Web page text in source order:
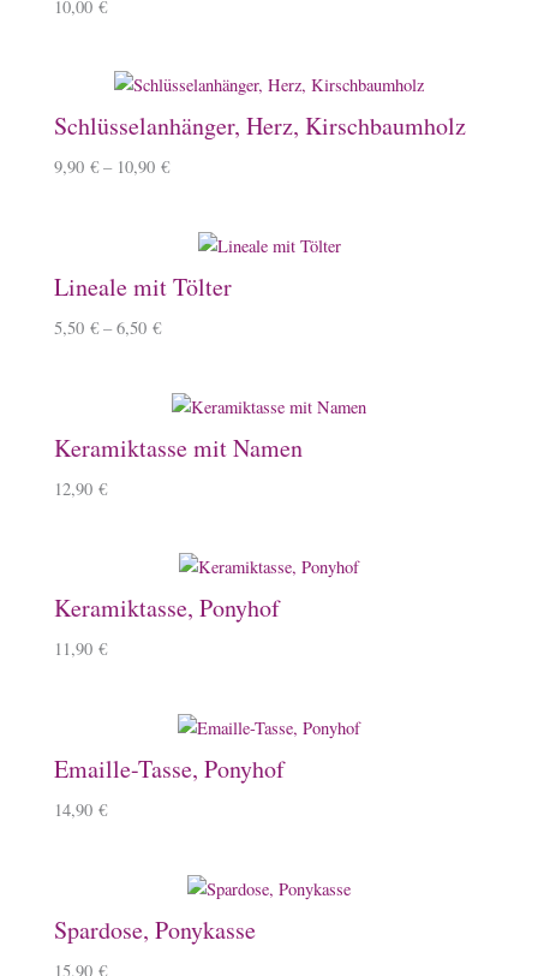
10,00 €
Schlüsselanhänger, Herz, Kirschbaumholz
9,90 € – 10,90 €
Lineale mit Tölter
5,50 € –6,50 €
Keramiktasse mit Namen
12,90 €
Keramiktasse, Ponyhof
11,90 €
Emaille-Tasse, Ponyhof
14,90 €
Spardose, Ponykasse
15,90 €